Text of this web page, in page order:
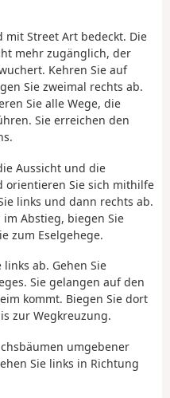
mit Street Art bedeckt. Die
mehr zugänglich, der
Kehren Sie auf
Sie zweimal rechts ab.
Sie alle Wege, die
Sie erreichen den
Aussicht und die
orientieren Sie sich mithilfe
links und dann rechts ab.
im Abstieg, biegen Sie
zum Eselgehege.
ab. Gehen Sie
Sie gelangen auf den
kommt. Biegen Sie dort
zur Wegkreuzung.
umgebener
Sie links in Richtung